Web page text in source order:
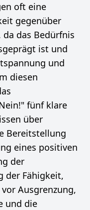
oft eine
gegenüber
das Bedürfnis
ist und
und
diesen
fünf klare
über
Bereitstellung
eines positiven
der
der Fähigkeit,
Ausgrenzung,
und die